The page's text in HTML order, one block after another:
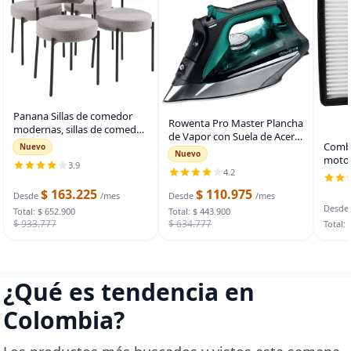
Panana Sillas de comedor
modernas, sillas de comedor
redondas tapizadas de
mediados de siglo con patas
de metal negro (4, gris)
Nuevo
3.9
Desde $ 163.225 /mes
Total: $ 652.900
$ 933.777
Rowenta Pro Master Plancha
de Vapor con Suela de Acero
Inoxidable para Ropa, 210
g/min, 400 Orificios
Microsteam, Algodón, Lana,
Poliéster, Seda,
Nuevo
4.2
Desde $ 110.975 /mes
Total: $ 443.900
$ 634.777
Desde
Total:
¿Qué es tendencia en
Colombia?